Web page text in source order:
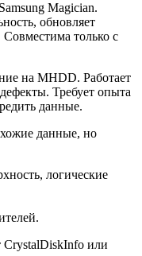
Magician.
обновляет
только с
на MHDD. Работает
Требует опыта
данные.
данные, но
логические
CrystalDiskInfo или